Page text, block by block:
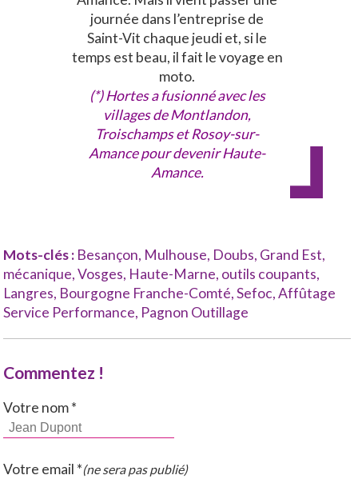
journée dans l’entreprise de
Saint-Vit chaque jeudi et, si le
temps est beau, il fait le voyage en
moto.
(*) Hortes a fusionné avec les
villages de Montlandon,
Troischamps et Rosoy-sur-
Amance pour devenir Haute-
Amance.
Mots-clés : Besançon, Mulhouse, Doubs, Grand Est,
mécanique,Vosges, Haute-Marne, outils coupants,
Langres, Bourgogne Franche-Comté,Sefoc,Affûtage
Service Performance, Pagnon Outillage
Commentez !
Votre nom *
Votre email *(ne sera pas publié)